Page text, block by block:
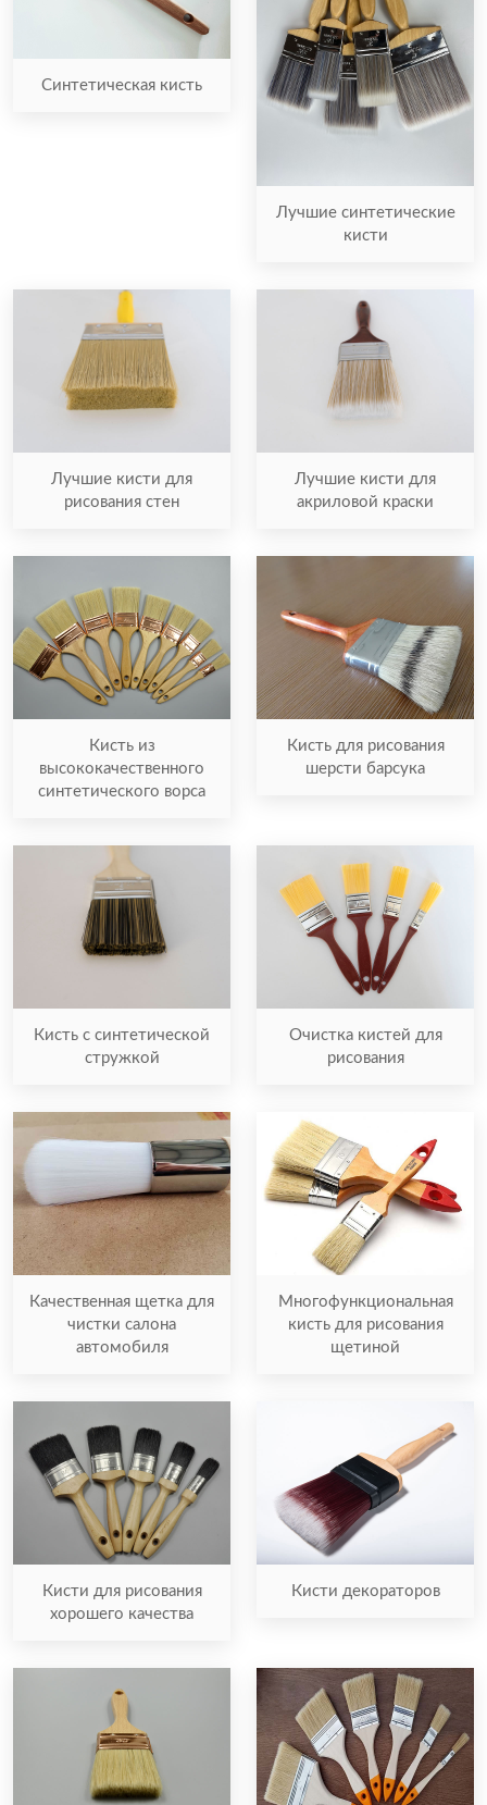
Синтетическая кисть
Лучшие синтетические
кисти
Лучшие кисти для
рисования стен
Лучшие кисти для
акриловой краски
Кисть из
высококачественного
синтетического ворса
Кисть для рисования
шерсти барсука
Кисть с синтетической
стружкой
Очистка кистей для
рисования
Качественная щетка для
чистки салона
автомобиля
Многофункциональная
кисть для рисования
щетиной
Кисти для рисования
хорошего качества
Кисти декораторов